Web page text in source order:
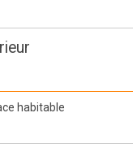
habitable